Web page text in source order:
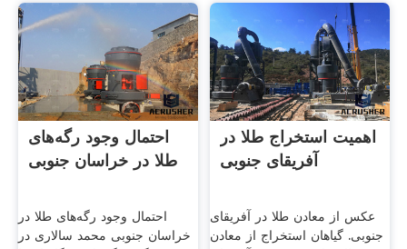
احتمال وجود رگه‌های
طلا در خراسان‌ جنوبی
احتمال وجود رگه‌های طلا در
خراسان‌ جنوبی محمد سالاری در
اهمیت استخراج طلا در
آفریقای جنوبی
عکس از معادن طلا در آفریقای
جنوبی. گیاهان استخراج از معادن